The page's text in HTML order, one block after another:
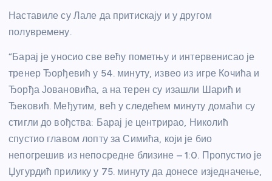
Наставиле су Лале да притискају и у другом
полувремену.
“Барај је уносио све већу пометњу и интервенисао је
тренер Ђорђевић у 54. минуту, извео из игре Кочића и
Ђорђа Јовановића, а на терен су изашли Шарић и
Ђековић. Међутим, већ у следећем минуту домаћи су
стигли до вођства: Барај је центрирао, Николић
спустио главом лопту за Симића, који је био
непогрешив из непосредне близине – 1:0. Пропустио је
Џугурдић прилику у 75. минуту да донесе изједначење,